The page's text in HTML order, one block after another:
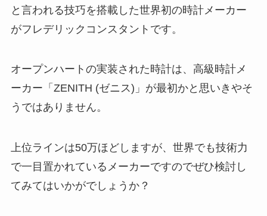
と言われる技巧を搭載した世界初の時計メーカー
がフレデリックコンスタントです。
オープンハートの実装された時計は、高級時計メ
ーカー「ZENITH (ゼニス)」が最初かと思いきやそ
うではありません。
上位ラインは50万ほどしますが、世界でも技術力
で一目置かれているメーカーですのでぜひ検討し
てみてはいかがでしょうか？